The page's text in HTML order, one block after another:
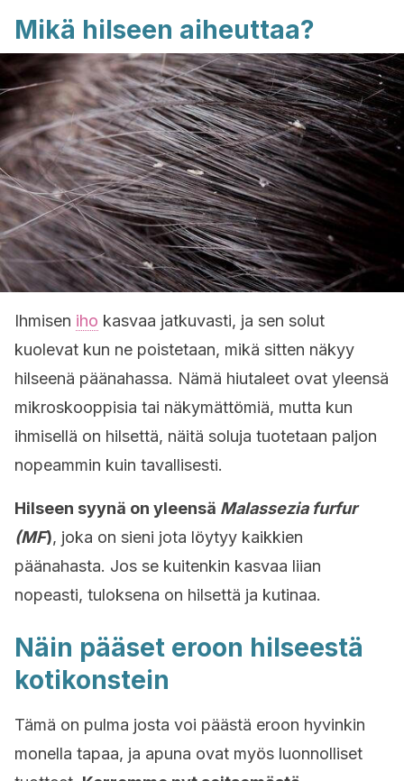
Mikä hilseen aiheuttaa?
Ihmisen iho kasvaa jatkuvasti, ja sen solut
kuolevat kun ne poistetaan, mikä sitten näkyy
hilseenä päänahassa. Nämä hiutaleet ovat yleensä
mikroskooppisia tai näkymättömiä, mutta kun
ihmisellä on hilsettä, näitä soluja tuotetaan paljon
nopeammin kuin tavallisesti.
Hilseen syynä on yleensä Malassezia furfur
(MF), joka on sieni jota löytyy kaikkien
päänahasta. Jos se kuitenkin kasvaa liian
nopeasti, tuloksena on hilsettä ja kutinaa.
Näin pääset eroon hilseestä
kotikonstein
Tämä on pulma josta voi päästä eroon hyvinkin
monella tapaa, ja apuna ovat myös luonnolliset